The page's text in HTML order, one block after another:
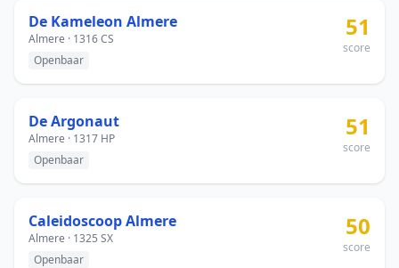
De Kameleon Almere
Almere · 1316 CS
Openbaar
51
score
De Argonaut
Almere · 1317 HP
Openbaar
51
score
Caleidoscoop Almere
Almere · 1325 SX
Openbaar
50
score